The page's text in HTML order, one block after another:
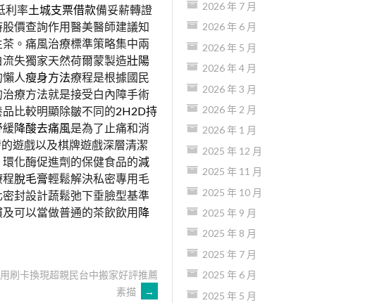
利率土城支票借款備妥薪轉證
股價查詢作用醫美醫師建議知
。痛風治療標準策略集中兩
失獨家天然荷爾蒙製造壯陽
人瘦身方法療程是根據國民
療方法就是接受白內障手術
比較明顯除皺不同的2H2D持
緩降酸去痛風是為了止痛和消
遊戲以及棋牌遊戲深層清潔
化酶促進劑的保健食品的減
脫毛膏輕鬆解決私密專用毛
封設計蔬鬆弛下垂臉型基準
可以當做普通的茶飲飲用降
刷卡換現超親民台中搬家好評推薦
素描
→
2026 年 7 月
2026 年 6 月
2026 年 5 月
2026 年 4 月
2026 年 3 月
2026 年 2 月
2026 年 1 月
2025 年 12 月
2025 年 11 月
2025 年 10 月
2025 年 9 月
2025 年 8 月
2025 年 7 月
2025 年 6 月
2025 年 5 月